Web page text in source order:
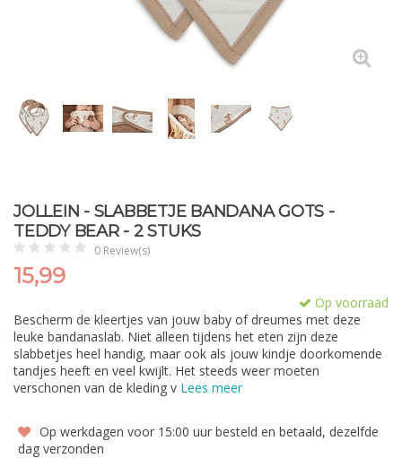
JOLLEIN - SLABBETJE BANDANA GOTS -
TEDDY BEAR - 2 STUKS
0 Review(s)
15,99
Op voorraad
Bescherm de kleertjes van jouw baby of dreumes met deze
leuke bandanaslab. Niet alleen tijdens het eten zijn deze
slabbetjes heel handig, maar ook als jouw kindje doorkomende
tandjes heeft en veel kwijlt. Het steeds weer moeten
verschonen van de kleding v Lees meer
Op werkdagen voor 15:00 uur besteld en betaald, dezelfde
dag verzonden